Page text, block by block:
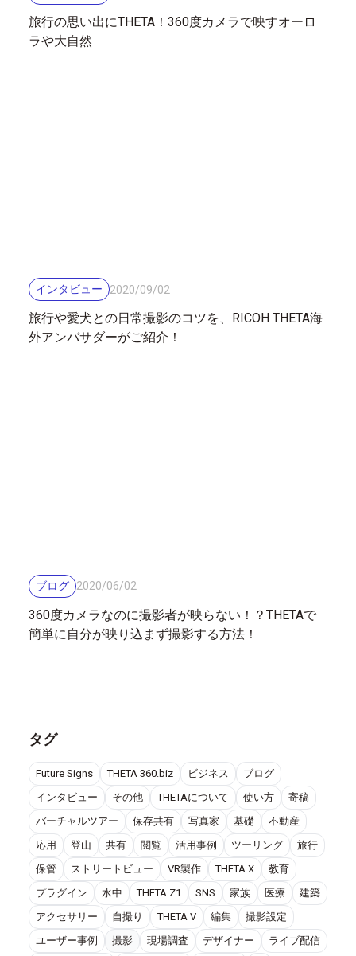
旅行の思い出にTHETA！360度カメラで映すオーロ
ラや大自然
インタビュー 2020/09/02
旅行や愛犬との日常撮影のコツを、RICOH THETA海
外アンバサダーがご紹介！
ブログ 2020/06/02
360度カメラなのに撮影者が映らない！？THETAで
簡単に自分が映り込まず撮影する方法！
タグ
Future Signs THETA 360.biz ビジネス
ブログ
インタビュー
その他 THETAについて 使い方
寄稿
バーチャルツアー
保存共有 写真家 基礎
不動産
応用
登山 共有 閲覧 活用事例 ツーリング
旅行
保管
ストリートビュー VR製作 THETA X
教育
プラグイン
水中 THETA Z1 SNS 家族 医療
建築
アクセサリー
自撮り THETA V 編集
撮影設定
ユーザー事例
撮影 現場調査 デザイナー
ライブ配信